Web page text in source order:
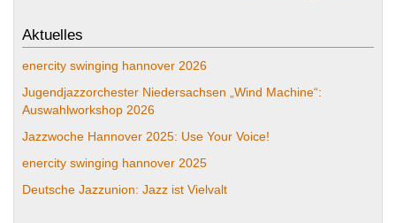
Aktuelles
enercity swinging hannover 2026
Jugendjazzorchester Niedersachsen „Wind Machine“:
Auswahlworkshop 2026
Jazzwoche Hannover 2025: Use Your Voice!
enercity swinging hannover 2025
Deutsche Jazzunion: Jazz ist Vielvalt